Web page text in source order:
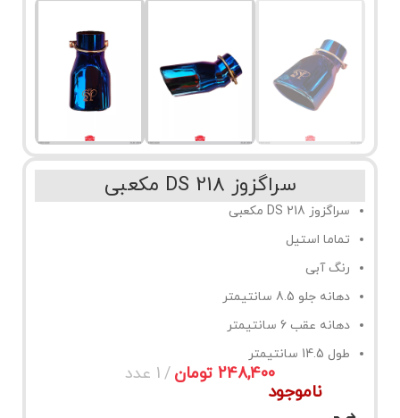
سراگزوز 218 DS مکعبی
سراگزوز 218 DS مکعبی
تماما استیل
رنگ آبی
دهانه جلو 8.5 سانتیمتر
دهانه عقب 6 سانتیمتر
طول 14.5 سانتیمتر
تومان
ناموجود